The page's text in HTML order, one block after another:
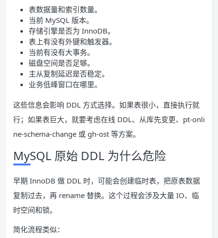
表数据量和索引数量。
当前 MySQL 版本。
存储引擎是否为 InnoDB。
表上有没有外键和触发器。
当前有没有大事务。
磁盘空间是否足够。
主从复制延迟是否稳定。
业务低峰窗口在哪里。
这些信息会影响 DDL 方式选择。如果表很小，直接执行就
行；如果表巨大，就要考虑在线 DDL、从库先变更、pt-onli
ne-schema-change 或 gh-ost 等方案。
MySQL 原始 DDL 为什么危险
早期 InnoDB 做 DDL 时，可能会创建临时表，把原表数据
复制过去，再 rename 替换。这个过程会涉及大量 IO、临
时空间和锁。
简化流程类似：